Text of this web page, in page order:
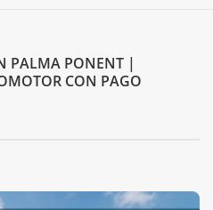
PALMA PONENT |
CON PAGO